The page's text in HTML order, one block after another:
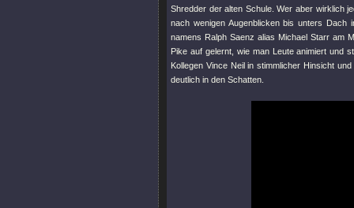
Shredder der alten Schule. Wer aber wirklich
nach wenigen Augenblicken bis unters
namens Ralph Saenz alias Michael Starr am
Pike auf gelernt, wie man Leute animiert und
Kollegen Vince Neil in stimmlicher Hinsicht
deutlich in den Schatten.